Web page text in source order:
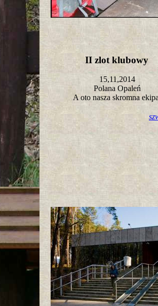
II zlot klubowy
15,11,2014
Polana Opaleń
A oto nasza skromna